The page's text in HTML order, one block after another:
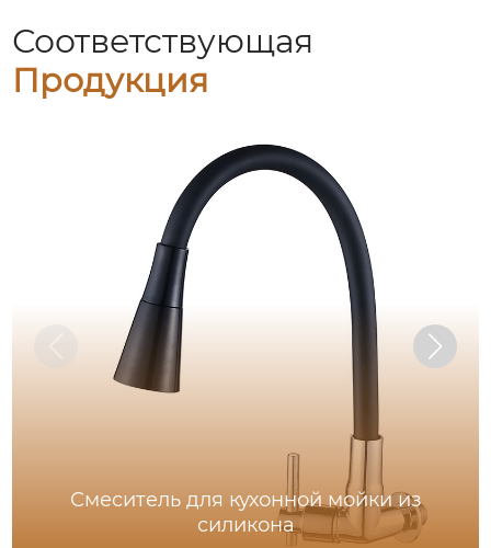
Соответствующая
Продукция
Смеситель для кухонной мойки из
силикона